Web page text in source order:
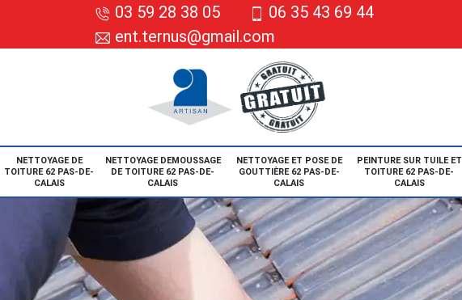
03 59 28 38 05
06 35 43 69 44
ent.ternus@gmail.com
NETTOYAGE DE
TOITURE 62 PAS-DE-
CALAIS
NETTOYAGE DEMOUSSAGE
DE TOITURE 62 PAS-DE-
CALAIS
NETTOYAGE ET POSE DE
GOUTTIÈRE 62 PAS-DE-
CALAIS
PEINTURE SUR TUILE ET
TOITURE 62 PAS-DE-
CALAIS